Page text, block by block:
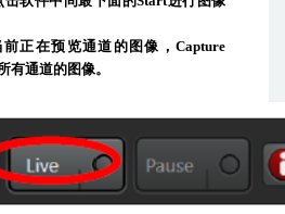
前正在预览通道的图像，Capture
有通道的图像。